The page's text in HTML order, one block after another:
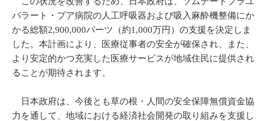
パラート・プア病院の人工呼吸器および吸入麻酔機整備にか
かる総額2,900,000バーツ（約1,000万円）の支援を決定しま
した。本計画により、医療従事者の安全が確保され、また、
より安定的かつ充実した医療サービスが地域住民に提供され
ることが期待されます。
日本政府は、今後とも草の根・人間の安全保障無償資金協
力を通して、地域における経済社会開発の取り組みを支援し